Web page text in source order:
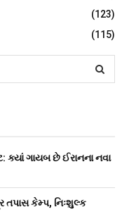
(123)
(115)
A
ક્યાં ગાયબ છે ઈરાનના નવા
તપાસ કેમ્પ, નિઃશુલ્ક